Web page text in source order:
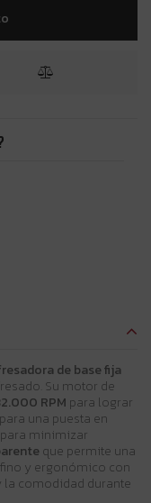
de base fija
Su motor de
RPM para lograr
para una puesta en
para minimizar
que permite una
y ergonómico con
comodidad durante